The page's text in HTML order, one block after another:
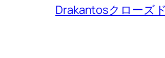
Drakantosクローズ